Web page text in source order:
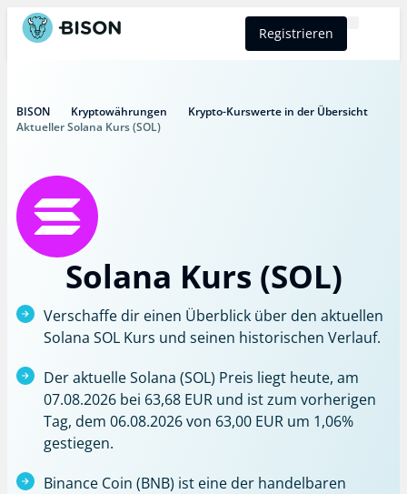
Registrieren
BISON Kryptowährungen
Krypto-Kurswerte in der Übersicht
Aktueller Solana Kurs (SOL)
Solana Kurs (SOL)
Verschaffe dir einen Überblick über den aktuellen
Solana SOL Kurs und seinen historischen Verlauf.
Der aktuelle Solana (SOL) Preis liegt heute, am
07.08.2026 bei 63,68 EUR und ist zum vorherigen
Tag, dem 06.08.2026 von 63,00 EUR um 1,06%
gestiegen.
Binance Coin (BNB) ist eine der handelbaren